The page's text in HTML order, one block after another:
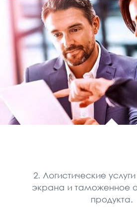
2. Логистические
экрана и таможенное
продукта.